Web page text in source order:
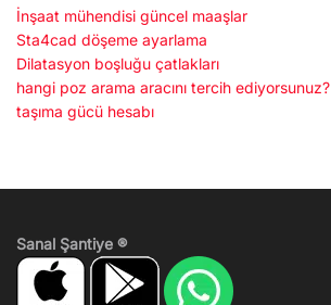
İnşaat mühendisi güncel maaşlar
Sta4cad döşeme ayarlama
Dilatasyon boşluğu çatlakları
hangi poz arama aracını tercih ediyorsunuz?
taşıma gücü hesabı
Sanal Şantiye ®